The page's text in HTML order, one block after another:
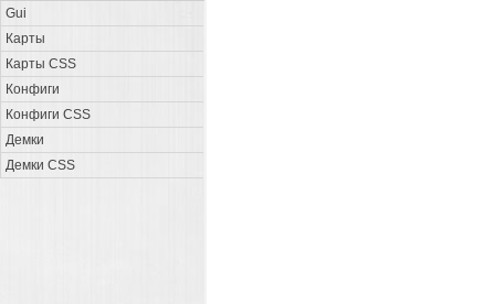
Gui
Карты
Карты CSS
Конфиги
Конфиги CSS
Демки
Демки CSS